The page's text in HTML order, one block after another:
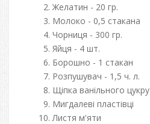
Желатин - 20 гр.
Молоко - 0,5 стакана
Чорниця - 300 гр.
Яйця - 4 шт.
Борошно - 1 стакан
Розпушувач - 1,5 ч. л.
Щіпка ванільного цукру
Мигдалеві пластівці
Листя м'яти